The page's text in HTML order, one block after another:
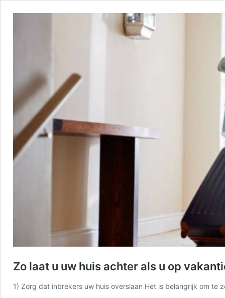
Zo laat u uw huis achter als u op
1) Zorg dat inbrekers uw huis overslaan Het is belangrijk om te